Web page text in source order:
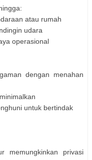
atau rumah
udara
operasional
dengan menahan
untuk bertindak
memungkinkan privasi